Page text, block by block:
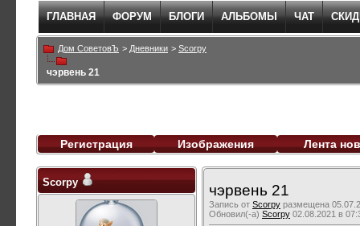
ГЛАВНАЯ ФОРУМ БЛОГИ АЛЬБОМЫ ЧАТ
Дом СоветовЪ > Дневники > Scorpy
чэрвень 21
Регистрация Изображения Лента
чэрвень 21
Запись от Scorpy размещена
Обновил(-а) Scorpy 02.08.2021 в
Scorpy